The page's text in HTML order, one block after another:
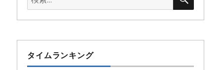
索:
タイムランキング